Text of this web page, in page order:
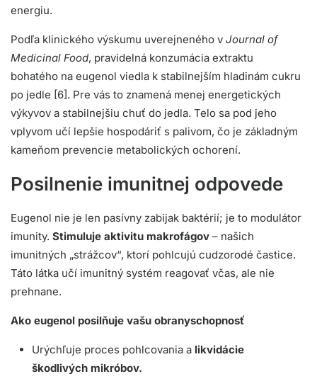
energiu.
Podľa klinického výskumu uverejneného v Journal of
Medicinal Food, pravidelná konzumácia extraktu
bohatého na eugenol viedla k stabilnejším hladinám cukru
po jedle [6]. Pre vás to znamená menej energetických
výkyvov a stabilnejšiu chuť do jedla. Telo sa pod jeho
vplyvom učí lepšie hospodáriť s palivom, čo je základným
kameňom prevencie metabolických ochorení.
Posilnenie imunitnej odpovede
Eugenol nie je len pasívny zabijak baktérií; je to modulátor
imunity. Stimuluje aktivitu makrofágov – našich
imunitných „strážcov“, ktorí pohlcujú cudzorodé častice.
Táto látka učí imunitný systém reagovať včas, ale nie
prehnane.
Ako eugenol posilňuje vašu obranyschopnosť
Urýchľuje proces pohlcovania a likvidácie
škodlivých mikróbov.